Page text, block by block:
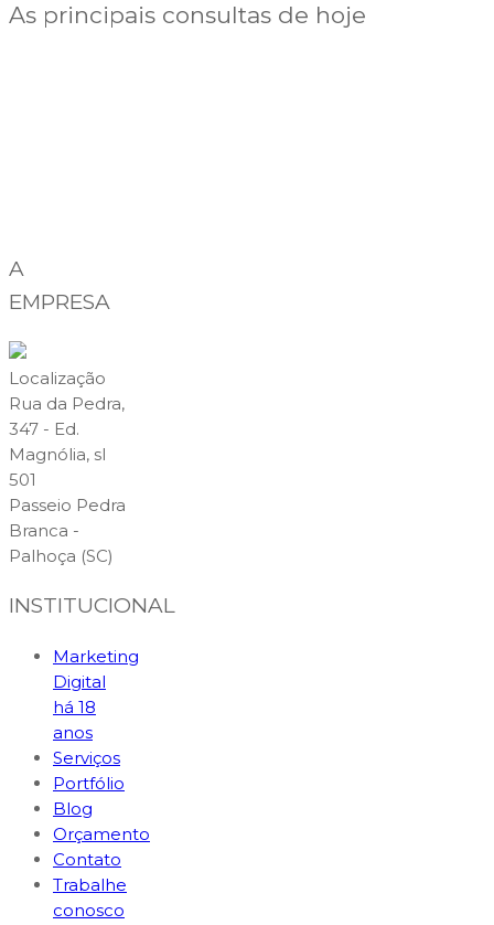
As principais consultas de hoje
A
EMPRESA
Localização
Rua da Pedra,
347 - Ed.
Magnólia, sl
501
Passeio Pedra
Branca -
Palhoça (SC)
INSTITUCIONAL
Marketing
Digital
há 18
anos
Serviços
Portfólio
Blog
Orçamento
Contato
Trabalhe
conosco